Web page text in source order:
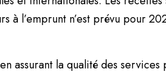
l’emprunt n’est prévu pour
assurant la qualité des